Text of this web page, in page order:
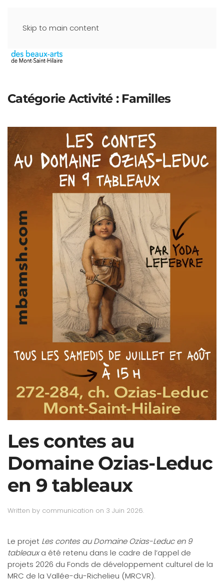
Skip to main content
Catégorie Activité : Familles
Les contes au
Domaine Ozias-Leduc
en 9 tableaux
Written by communication on 3 Juin 2026.
Le projet Les contes au Domaine Ozias-Leduc en 9
tableauxa été retenu dans le cadre de l’appel de
projets 2026 du Fonds de développement culturel de la
MRC de la Vallée-du-Richelieu (MRCVR).